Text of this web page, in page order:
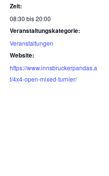
Zeit:
08:30 bis 20:00
Veranstaltungskategorie:
Veranstaltungen
Website:
https://www.innsbruckerpandas.a
t/4x4-open-mixed-turnier/